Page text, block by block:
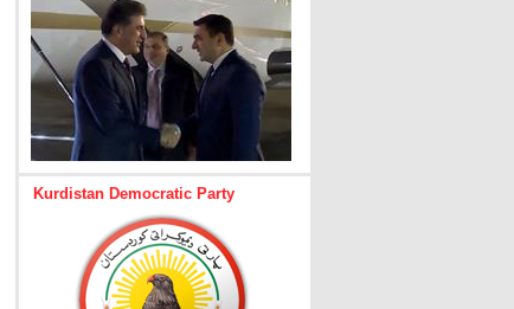
Kurdistan Democratic Party